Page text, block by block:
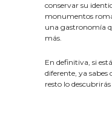
conservar su
monumentos
una gastronomía
más.
En definitiva, si
diferente, ya sabes
resto lo